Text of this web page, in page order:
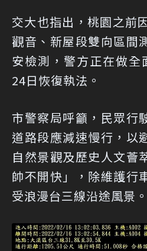
交大也指出，桃園之前
觀音、新屋段雙向區間
安檢測，警方正在做全
24日恢復執法。
市警察局呼籲，民眾行
道路段應減速慢行，以
自然景觀及歷史人文
帥不開快」，除維護行
受浪漫台三線沿途風景。